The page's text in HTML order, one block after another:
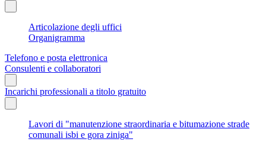
Articolazione degli uffici
Organigramma
Telefono e posta elettronica
Consulenti e collaboratori
Incarichi professionali a titolo gratuito
Lavori di "manutenzione straordinaria e bitumazione strade
comunali isbi e gora ziniga"